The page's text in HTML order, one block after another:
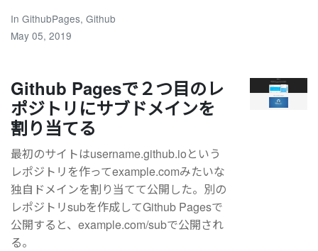
In GithubPages, Github
May 05, 2019
Github Pagesで２つ目のレ
ポジトリにサブドメインを
割り当てる
最初のサイトはusername.github.ioという
レポジトリを作ってexample.comみたいな
独自ドメインを割り当てて公開した。別の
レポジトリsubを作成してGithub Pagesで
公開すると、example.com/subで公開され
る。